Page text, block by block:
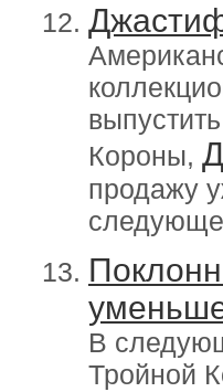
Короны,
продажу
В
Тройной